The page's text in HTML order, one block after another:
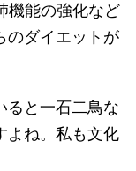
機能の強化など
のダイエットが
ると一石二鳥な
よね。私も文化